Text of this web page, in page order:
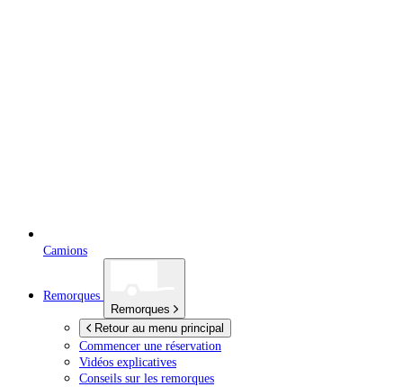
Camions
Remorques
Remorques
Retour au menu principal
Commencer une réservation
Vidéos explicatives
Conseils sur les remorques